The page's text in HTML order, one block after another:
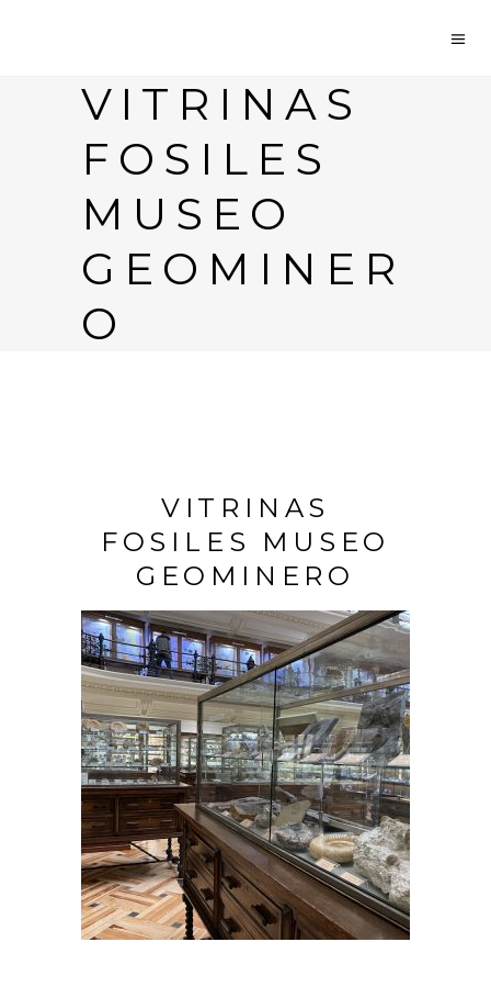
VITRINAS
FOSILES
MUSEO
GEOMINER
O
VITRINAS
FOSILES MUSEO
GEOMINERO